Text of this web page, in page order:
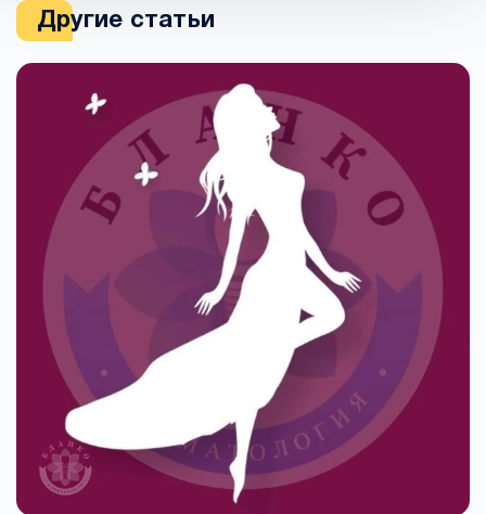
Другие статьи